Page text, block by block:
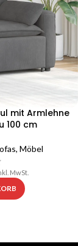
mit Armlehne
100 cm
,Möbel
MwSt.